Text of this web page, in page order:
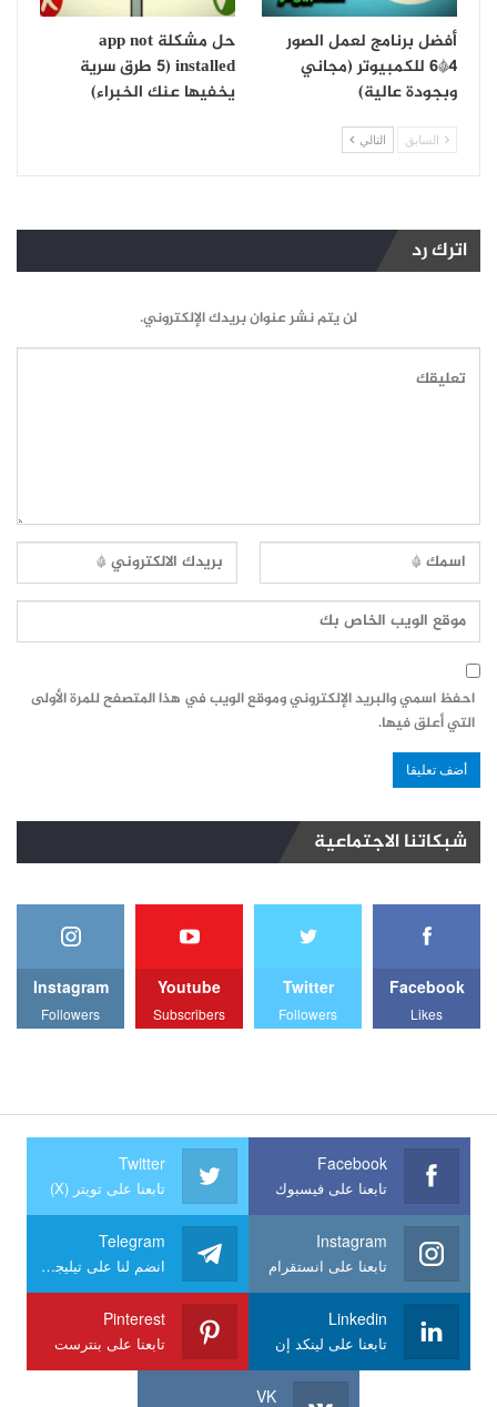
أفضل برنامج لعمل الصور
4*6 للكمبيوتر (مجاني
وبجودة عالية)
حل مشكلة app not
installed (5 طرق سرية
يخفيها عنك الخبراء)
السابق التالي
اترك رد
لن يتم نشر عنوان بريدك الإلكتروني.
احفظ اسمي والبريد الإلكتروني وموقع الويب في هذا المتصفح للمرة الأولى
التي أعلق فيها.
شبكاتنا الاجتماعية
Facebook
Likes
Twitter
Followers
Youtube
Subscribers
Instagram
Followers
Facebook
تابعنا على فيسبوك
Twitter
تابعنا على تويتر (X)
Instagram
تابعنا على انستقرام
Telegram
انضم لنا على تيليجرام
Linkedin
تابعنا على لينكد إن
Pinterest
تابعنا على بنترست
VK